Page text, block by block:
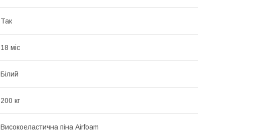
Так
18 міс
Білий
200 кг
Високоеластична піна Airfoam